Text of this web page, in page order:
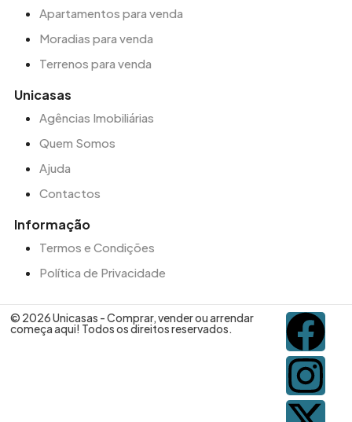
Apartamentos para venda
Moradias para venda
Terrenos para venda
Unicasas
Agências Imobiliárias
Quem Somos
Ajuda
Contactos
Informação
Termos e Condições
Política de Privacidade
© 2026 Unicasas - Comprar, vender ou arrendar
começa aqui! Todos os direitos reservados.